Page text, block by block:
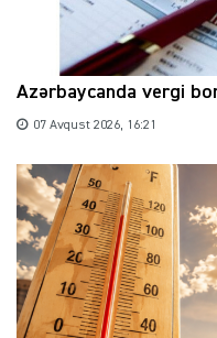
Azərbaycanda vergi
07 Avqust 2026, 16:21